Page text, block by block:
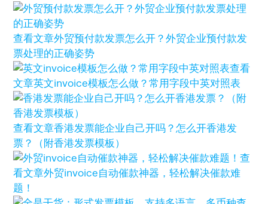
查看文章外贸预付款发票怎么开？外贸企业预付款发
票处理的正确姿势
查看
文章英文invoice模板怎么做？常用字段中英对照表
查看文章香港发票能企业自己开吗？怎么开香港发
票？（附香港发票模板）
查
看文章外贸invoice自动催款神器，轻松解决催款难
题！